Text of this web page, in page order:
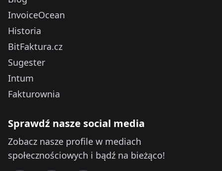
InvoiceOcean
Historia
BitFaktura.cz
Sugester
Intum
Fakturownia
Sprawdź nasze social media
Zobacz nasze profile w mediach
społecznościowych i bądź na bieżąco!